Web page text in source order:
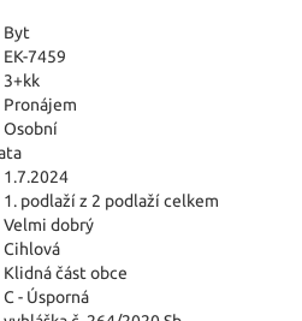
Byt
EK-7459
3+kk
Pronájem
Osobní
1.7.2024
1. podlaží z 2 podlaží celkem
Velmi dobrý
Cihlová
Klidná část obce
C - Úsporná